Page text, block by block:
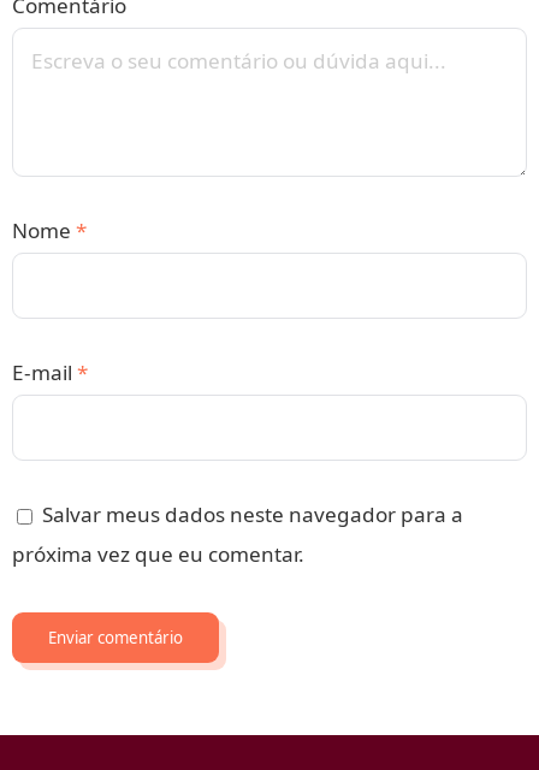
Comentário
Nome *
E-mail *
Salvar meus dados neste navegador para a
próxima vez que eu comentar.